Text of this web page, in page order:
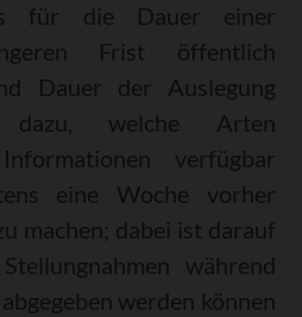
für die Dauer einer
Frist öffentlich
Dauer der Auslegung
dazu, welche Arten
verfügbar
eine Woche vorher
machen; dabei ist darauf
während
werden können